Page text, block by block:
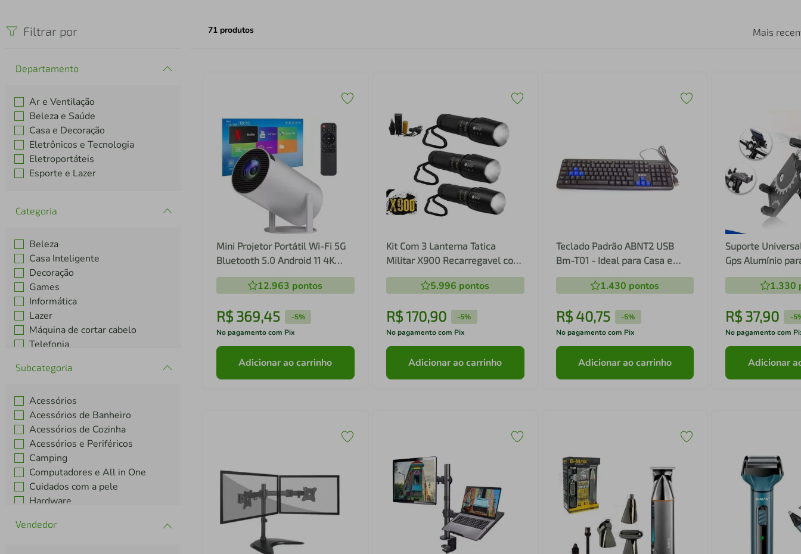
Filtrar por
Departamento
Ar e Ventilação
Beleza e Saúde
Casa e Decoração
Eletrônicos e Tecnologia
Eletroportáteis
Esporte e Lazer
Categoria
Beleza
Casa Inteligente
Decoração
Games
Informática
Lazer
Máquina de cortar cabelo
Telefonia
Utilidades Domésticas
Subcategoria
Acessórios
Acessórios de Banheiro
Acessórios de Cozinha
Acessórios e Periféricos
Camping
Computadores e All in One
Cuidados com a pele
Hardware
Notebooks
71 produtos Mais
Mini Projetor Portátil Wi-Fi 5G
Bluetooth 5.0 Android 11 4K
1080 Full HD até 130 Polegadas
12.963 pontos
R$ 369,45 -5%
No pagamento com Pix
Adicionar ao carrinho
Kit Com 3 Lanterna Tatica
Militar X900 Recarregavel com
Zoom
5.996 pontos
R$170,90 -5%
No pagamento com Pix
Adicionar ao carrinho
Teclado Padrão ABNT2 USB
Bm-T01 - Ideal para Casa e
Escritório
1.430 pontos
R$ 40,75 -5%
No pagamento com Pix
Adicionar ao carrinho
Suporte
Gps Alumínio
BMG-61
1.330
R$37,90 -
No pagamento com
Adicionar